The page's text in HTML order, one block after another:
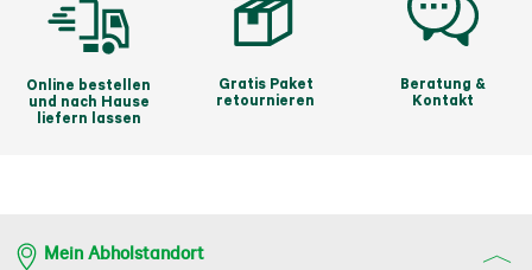
Online bestellen
und nach Hause
liefern lassen
Gratis Paket
retournieren
Beratung &
Kontakt
Mein Abholstandort